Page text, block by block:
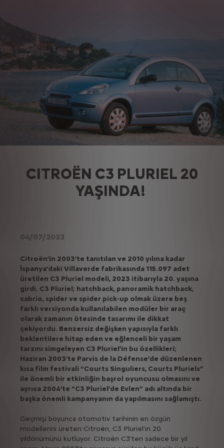
CITROËN C3 PLURIEL 20
YAŞINDA!
04/07/2023
Citroën’in 2003’te tanıtılan ve 2010 yılına kadar
İspanya’daki Villaverde fabrikasında 115.097 adet
üretilen C3 Pluriel modeli, 2023 itibarıyla 20. yaşına
girdi. C3 Pluriel; hatchback, panoramik hatchback,
cabrio, spider ve spider pick-up olmak üzere beş
farklı versiyonda kullanılabilen modüler bir araç
olarak zamanın ötesinde tasarımı ile dikkat
çekiyordu. Benzersiz değişken yapısıyla farklı
beklentilere hitap eden ve eğlenceli bir yaşam
tarzını simgeleyen C3 Pluriel’in bu özellikleri;
Haziran 2003’te Parvis de la Défense’de düzenlenen
kısa film festivali “Courts Singuliers, Courts Pluriels”
ile önemli bir etkinliğin başrol oyuncusu olmasını ve
ayrıca 2004’te “C3 Pluriel’de Evlen” adı altında bir
başka önemli kampanyanın da yapılmasını sağlamıştı.
Geçmişi boyunca otomotiv tarihinin en özgün
modellerini üreten Citroën, C3 Pluriel’in 20.
yıldönümünü kutluyor. Citroën C3’ten sadece bir yıl